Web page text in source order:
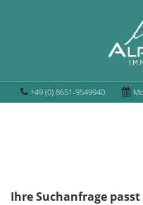
+49 (0) 8651-9549940
Ihre Suchanfrage